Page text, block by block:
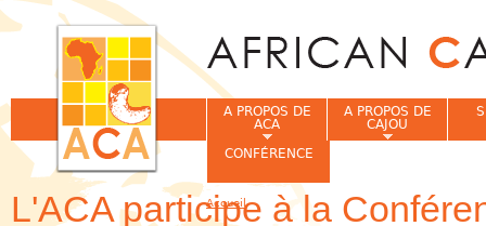
L'ACA participe à la
A PROPOS DE
ACA
A PROPOS DE
CAJOU
CONFÉRENCE
Vous êtes ici
Accueil